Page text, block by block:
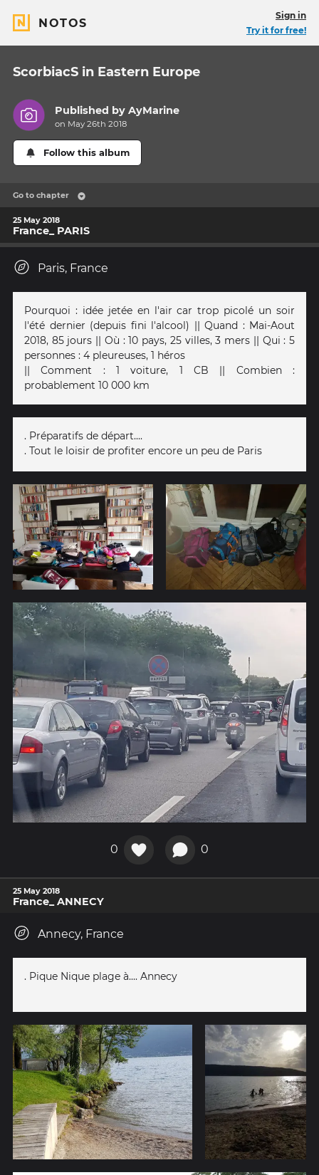
NOTOS
Sign in
Try it for free!
ScorbiacS in Eastern Europe
Published byAyMarine
on May 26th 2018
Follow this album
Go to chapter
25 May 2018
France_ PARIS
Paris, France
Pourquoi : idée jetée en l'air car trop picolé un soir
l'été dernier (depuis fini l'alcool) || Quand : Mai-Aout
2018, 85 jours || Où : 10 pays, 25 villes, 3 mers || Qui : 5
personnes : 4 pleureuses, 1 héros
|| Comment : 1 voiture, 1 CB || Combien :
probablement 10 000 km
. Préparatifs de départ....
. Tout le loisir de profiter encore un peu de Paris
0 0
25 May 2018
France_ ANNECY
Annecy, France
. Pique Nique plage à.... Annecy